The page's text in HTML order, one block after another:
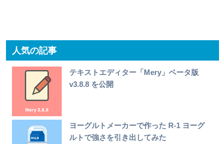
人気の記事
テキストエディター「Mery」ベータ版
v3.8.8 を公開
ヨーグルトメーカーで作った R-1 ヨーグ
ルトで強さを引き出してみた